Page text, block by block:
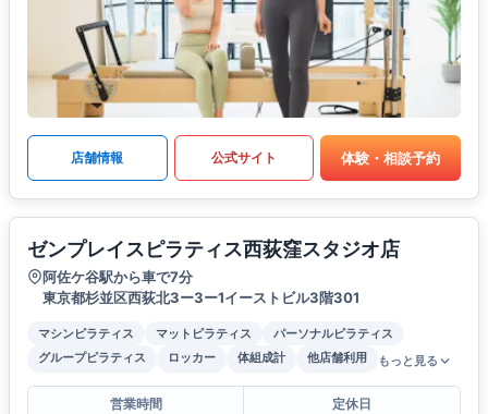
店舗情報 公式サイト 体験・相談予約
ゼンプレイスピラティス西荻窪スタジオ店
阿佐ケ谷駅から車で7分
東京都杉並区西荻北3ー3ー1イーストビル3階301
マシンピラティス マットピラティス
パーソナルピラティス
グループピラティス
ロッカー 体組成計 他店舗利用 もっと見る
営業時間
定休日